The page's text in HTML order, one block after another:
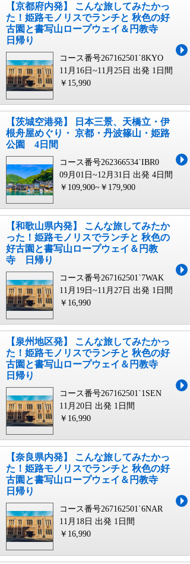
【京都府内発】 こんな旅してみたかっ
た！姫路モノリスでランチと 秋色の好
古園と書写山ロープウェイ＆円教寺
日帰り
コース番号267162501`8KYO
11月16日~11月25日 出発 1日間
￥15,990
【茨城空港発】 日本三景、天橋立・伊
根舟屋めぐり・ 京都・丹波篠山・姫路
公園 4日間
コース番号262366534`IBR0
09月01日~12月31日 出発 4日間
￥109,900~￥179,900
【和歌山県内発】 こんな旅してみたか
った！姫路モノリスでランチと 秋色の
好古園と書写山ロープウェイ＆円教
寺 日帰り
コース番号267162501`7WAK
11月19日~11月27日 出発 1日間
￥16,990
【泉州地区発】 こんな旅してみたかっ
た！姫路モノリスでランチと 秋色の好
古園と書写山ロープウェイ＆円教寺
日帰り
コース番号267162501`1SEN
11月20日 出発 1日間
￥16,990
【奈良県内発】 こんな旅してみたかっ
た！姫路モノリスでランチと 秋色の好
古園と書写山ロープウェイ＆円教寺
日帰り
コース番号267162501`6NAR
11月18日 出発 1日間
￥16,990